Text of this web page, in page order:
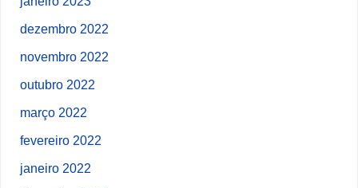
dezembro 2022
novembro 2022
outubro 2022
março 2022
fevereiro 2022
janeiro 2022